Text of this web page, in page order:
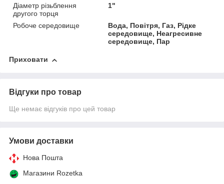
Діаметр різьблення
другого торця
1"
Робоче середовище
Вода, Повітря, Газ, Рідке
середовище, Неагресивне
середовище, Пар
Приховати
Відгуки про товар
Ще немає відгуків про цей товар
Умови доставки
Нова Пошта
Магазини Rozetka